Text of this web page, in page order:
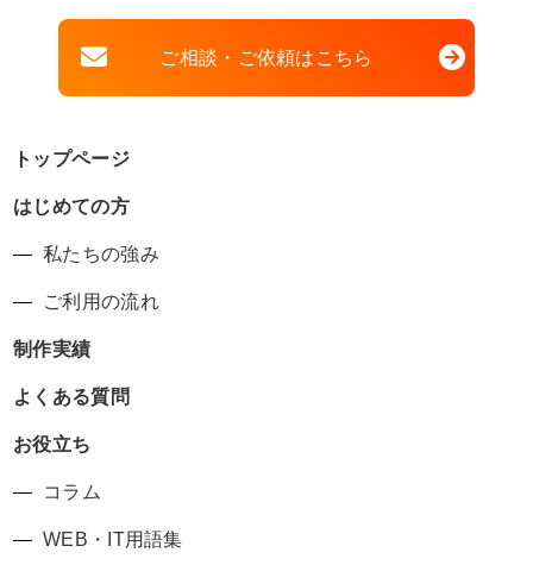
ご相談・ご依頼はこちら
トップページ
はじめての方
私たちの強み
ご利用の流れ
制作実績
よくある質問
お役立ち
コラム
WEB・IT用語集